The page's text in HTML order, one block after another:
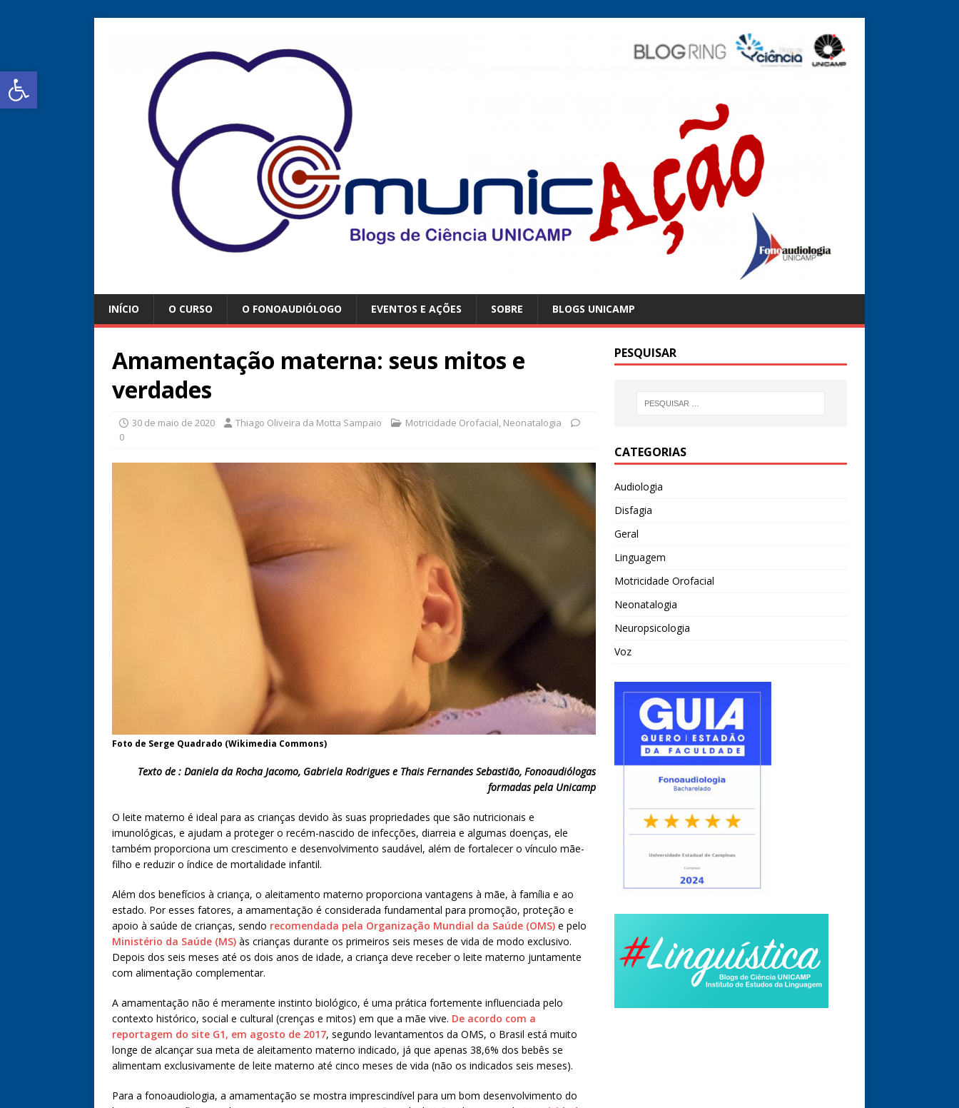
Abrir a barra de ferramentas
INÍCIO O CURSO O FONOAUDIÓLOGO EVENTOS E AÇÕES SOBRE BLOGS UNICAMP
Amamentação materna: seus mitos e
verdades
30 de maio de 2020 Thiago Oliveira da Motta Sampaio Motricidade Orofacial, Neonatalogia
0
Foto de Serge Quadrado (Wikimedia Commons)
Texto de : Daniela da Rocha Jacomo, Gabriela Rodrigues e Thais Fernandes Sebastião, Fonoaudiólogas
formadas pela Unicamp
O leite materno é ideal para as crianças devido às suas propriedades que são nutricionais e
imunológicas, e ajudam a proteger o recém-nascido de infecções, diarreia e algumas doenças, ele
também proporciona um crescimento e desenvolvimento saudável, além de fortalecer o vínculo mãe-
filho e reduzir o índice de mortalidade infantil.
Além dos benefícios à criança, o aleitamento materno proporciona vantagens à mãe, à família e ao
estado. Por esses fatores, a amamentação é considerada fundamental para promoção, proteção e
apoio à saúde de crianças, sendo recomendada pela Organização Mundial da Saúde (OMS) e pelo
Ministério da Saúde (MS) às crianças durante os primeiros seis meses de vida de modo exclusivo.
Depois dos seis meses até os dois anos de idade, a criança deve receber o leite materno juntamente
com alimentação complementar.
A amamentação não é meramente instinto biológico, é uma prática fortemente influenciada pelo
contexto histórico, social e cultural (crenças e mitos) em que a mãe vive. De acordo com a
reportagem do site G1, em agosto de 2017, segundo levantamentos da OMS, o Brasil está muito
longe de alcançar sua meta de aleitamento materno indicado, já que apenas 38,6% dos bebês se
alimentam exclusivamente de leite materno até cinco meses de vida (não os indicados seis meses).
Para a fonoaudiologia, a amamentação se mostra imprescindível para um bom desenvolvimento do
PESQUISAR
CATEGORIAS
Audiologia
Disfagia
Geral
Linguagem
Motricidade Orofacial
Neonatalogia
Neuropsicologia
Voz